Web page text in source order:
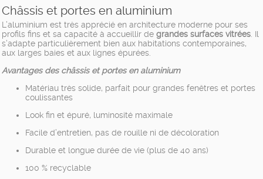
Châssis et portes en aluminium
L’aluminium est très apprécié en architecture moderne pour ses
profils fins et sa capacité à accueillir de grandes surfaces vitrées . Il
s’adapte particulièrement bien aux habitations contemporaines,
aux larges baies et aux lignes épurées.
Avantages des châssis et portes en aluminium
Matériau très solide, parfait pour grandes fenêtres et portes
coulissantes
Look fin et épuré, luminosité maximale
Facile d’entretien, pas de rouille ni de décoloration
Durable et longue durée de vie (plus de 40 ans)
100 % recyclable